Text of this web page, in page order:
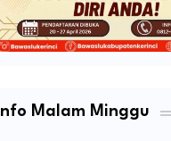
Info Malam Minggu